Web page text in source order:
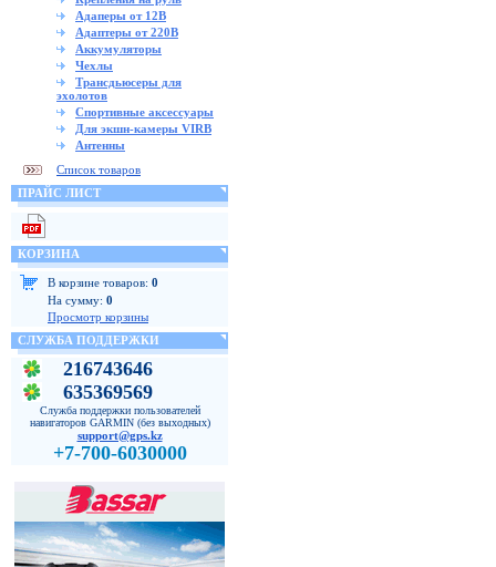
Адаперы от 12В
Адаптеры от 220В
Аккумуляторы
Чехлы
Трансдьюсеры для
эхолотов
Спортивные аксессуары
Для экшн-камеры VIRB
Антенны
Список товаров
ПРАЙС ЛИСТ
КОРЗИНА
В корзине товаров: 0
На сумму: 0
Просмотр корзины
СЛУЖБА ПОДДЕРЖКИ
216743646
635369569
Служба поддержки пользователей
навигаторов GARMIN (без выходных)
support@gps.kz
+7-700-6030000